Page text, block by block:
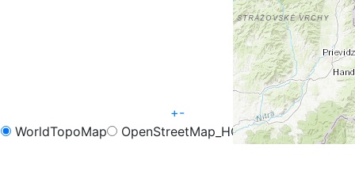
+-
WorldTopoMap
OpenStreetMap_HOT
OpenCycleMap